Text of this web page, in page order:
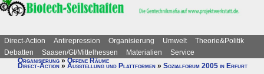
Direct-Action Antirepression Organisierung Umwelt
Theorie&Politik
Debatten
Saasen/GI/Mittelhessen Materialien
Service
Organisierung»Offene Räume
Direct-Action » Ausstellung und Plattformen » Sozialforum 2005 in Erfurt